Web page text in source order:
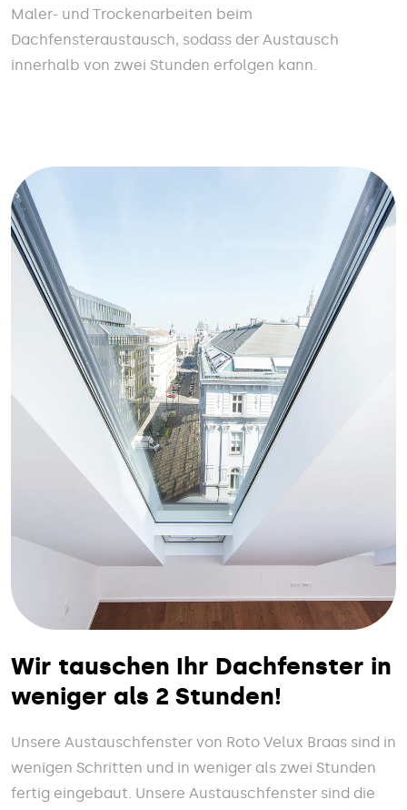
Maler- und Trockenarbeiten beim
Dachfensteraustausch, sodass der Austausch
innerhalb von zwei Stunden erfolgen kann.
Wir tauschen Ihr Dachfenster in
weniger als 2 Stunden!
Unsere Austauschfenster von Roto Velux Braas sind in
wenigen Schritten und in weniger als zwei Stunden
fertig eingebaut. Unsere Austauschfenster sind die